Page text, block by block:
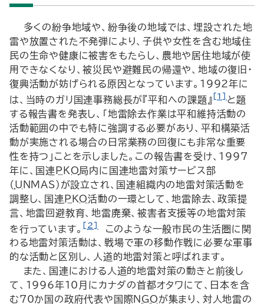
多くの紛争地域や、紛争後の地域では、埋設された地
雷や放置された不発弾により、子供や女性を含む地域住
民の生命や健康に被害をもたらし、農地や居住地域が使
用できなくなり、被災民や避難民の帰還や、地域の復旧・
復興活動が妨げられる原因となっています。1992年に
は、当時のガリ国連事務総長が『平和への課題』 [1] と題
する報告書を発表し、「地雷除去作業は平和維持活動の
活動範囲の中でも特に強調する必要があり、平和構築活
動が実施される場合の日常業務の回復にも非常な重要
性を持つ」ことを示しました。この報告書を受け、1997
年に、国連 PKO局内に国連地雷対策サービス部
（ UNMAS）が設立され、国連組織内の地雷対策活動を
調整し、国連 PKO活動の一環として、地雷除去、政策提
言、地雷回避教育、地雷廃棄、被害者支援等の地雷対策
を行っています。[2] このような一般市民の生活圏に関
わる地雷対策活動は、戦場で軍の移動作戦に必要な軍事
的な活動と区別し、人道的地雷対策と呼ばれます。
また、国連における人道的地雷対策の動きと前後し
て、1996年10月にカナダの首都オタワにて、日本を含
む70か国の政府代表や国際NGOが集まり、対人地雷の